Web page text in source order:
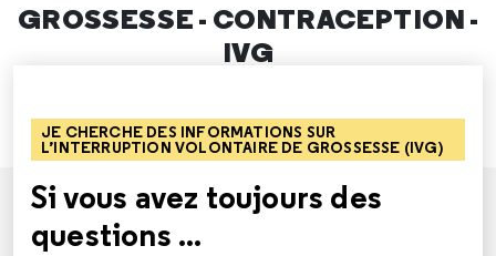
GROSSESSE - CONTRACEPTION -
IVG
JE CHERCHE DES INFORMATIONS SUR
L’INTERRUPTION VOLONTAIRE DE GROSSESSE (IVG)
Si vous avez toujours des
questions ...